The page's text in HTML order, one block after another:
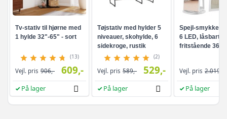
Tv-stativ til hjørne med
1 hylde 32"-65" - sort
(13)
Vejl. pris 906,- 609,-
På lager
Tøjstativ med hylder 5
niveauer, skohylde, 6
sidekroge, rustik
brun/sort
(2)
Vejl. pris 589,- 529,-
På lager
Spejl-
6 LED, låsbart -
fritstående 360°
helkropsspejl, 3
hvid/greige
Vejl. pris 2.019,-
På lager